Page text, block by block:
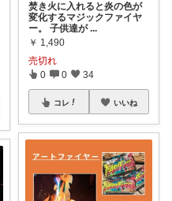
焚き火に入れると炎の色が
変化するマジックファイヤ
ー。 子供達が ...
￥ 1,490
売切れ
0 0 34
コレ いいね